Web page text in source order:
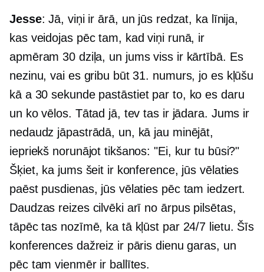
Jesse: Jā, viņi ir ārā, un jūs redzat, ka līnija,
kas veidojas pēc tam, kad viņi runā, ir
apmēram 30 dziļa, un jums viss ir kārtībā. Es
nezinu, vai es gribu būt 31. numurs, jo es kļūšu
kā a 30 sekundepastāstiet par to, ko es daru
un ko vēlos. Tātad jā, tev tas ir jādara. Jums ir
nedaudz jāpastrādā, un, kā jau minējāt,
iepriekš norunājot tikšanos: "Ei, kur tu būsi?"
Šķiet, ka jums šeit ir konference, jūs vēlaties
paēst pusdienas, jūs vēlaties pēc tam iedzert.
Daudzas reizes cilvēki arī no ārpus pilsētas,
tāpēc tas nozīmē, ka tā kļūst par 24/7 lietu. Šīs
konferences dažreiz ir pāris dienu garas, un
pēc tam vienmēr ir ballītes.